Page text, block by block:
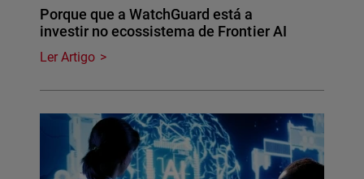
Porque que a WatchGuard está a
investir no ecossistema de Frontier AI
Ler Artigo